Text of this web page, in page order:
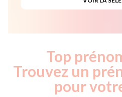
Top
Trouvez un
pour